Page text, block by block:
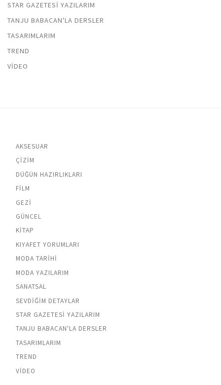
STAR GAZETESI YAZILARIM
TANJU BABACAN'LA DERSLER
TASARIMLARIM
TREND
VIDEO
AKSESUAR
ÇIZIM
DÜĞÜN HAZIRLIKLARI
FILM
GEZI
GÜNCEL
KITAP
KIYAFET YORUMLARI
MODA TARIHI
MODA YAZILARIM
SANATSAL
SEVDIĞIM DETAYLAR
STAR GAZETESI YAZILARIM
TANJU BABACAN'LA DERSLER
TASARIMLARIM
TREND
VIDEO